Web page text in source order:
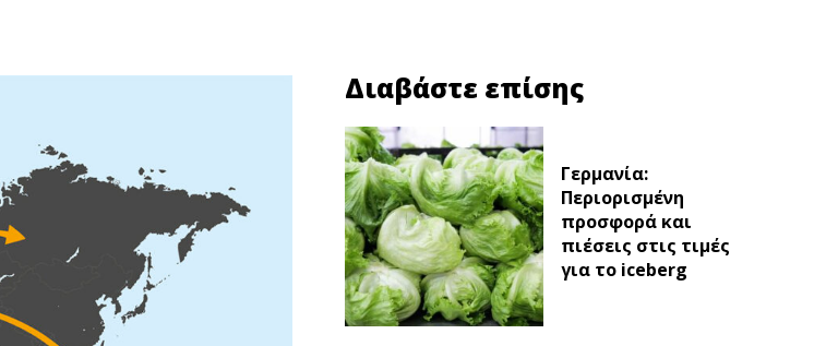
Διαβάστε επίσης
Γερμανία:
Περιορισμένη
προσφορά και
πιέσεις στις τιμές
για το iceberg